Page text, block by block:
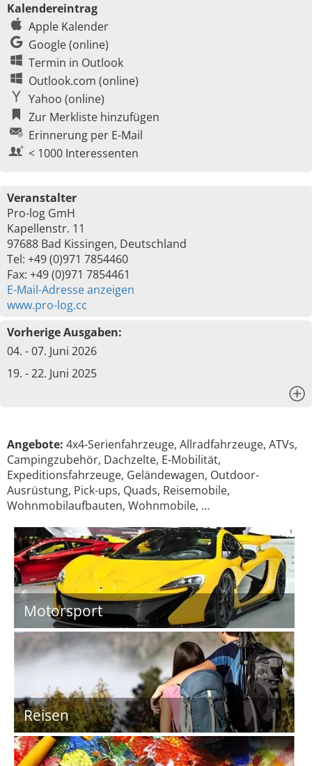
Kalendereintrag
Apple Kalender
Google (online)
Termin in Outlook
Outlook.com (online)
Yahoo (online)
Zur Merkliste hinzufügen
Erinnerung per E-Mail
< 1000 Interessenten
Veranstalter
Pro-log GmH
Kapellenstr. 11
97688 Bad Kissingen, Deutschland
Tel: +49 (0)971 7854460
Fax: +49 (0)971 7854461
E-Mail-Adresse anzeigen
www.pro-log.cc
Vorherige Ausgaben:
04. - 07. Juni 2026
19. - 22. Juni 2025
Angebote: 4x4-Serienfahrzeuge, Allradfahrzeuge, ATVs,
Campingzubehör, Dachzelte, E-Mobilität,
Expeditionsfahrzeuge, Geländewagen, Outdoor-
Ausrüstung, Pick-ups, Quads, Reisemobile,
Wohnmobilaufbauten, Wohnmobile, …
Motorsport
Reisen